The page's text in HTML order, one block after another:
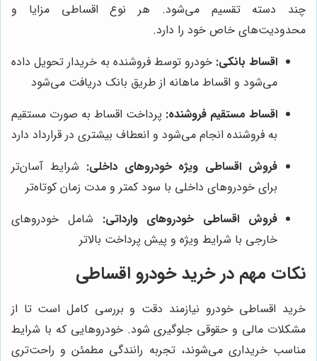
چند دسته تقسیم می‌شود. هر نوع اقساطی مزایا و
محدودیت‌های خاص خود را دارد.
اقساط بانکی: خودرو توسط فروشنده به خریدار تحویل داده
می‌شود و اقساط ماهانه از طریق بانک دریافت می‌شود
اقساط مستقیم فروشنده: پرداخت اقساط به صورت مستقیم
به فروشنده انجام می‌شود و انعطاف بیشتری در قرارداد دارد
فروش اقساطی ویژه خودروهای داخلی: شرایط آسان‌تر
برای خودروهای داخلی با سود کمتر و مدت زمان کوتاه‌تر
فروش اقساطی خودروهای وارداتی: شامل خودروهای
خارجی با شرایط ویژه و پیش پرداخت بالاتر
نکات مهم در خرید خودرو اقساطی
خرید اقساطی خودرو نیازمند دقت و بررسی کامل است تا از
مشکلات مالی و حقوقی جلوگیری شود. خودروهایی که با شرایط
مناسب خریداری می‌شوند، تجربه رانندگی مطمئن و راحت‌تری